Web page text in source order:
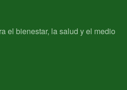
el bienestar, la salud y el medio